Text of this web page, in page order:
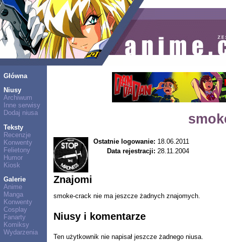
Główna
Niusy
Archiwum
Inne serwisy
Dodaj niusa
Teksty
Recenzje
Konwenty
Felietony
Humor
Kiosk
Galerie
Anime
Manga
Konwenty
Cosplay
Fanarty
Komiksy
Wydarzenia
Ostatnie logowanie: 18.06.2011
Data rejestracji: 28.11.2004
Znajomi
smoke-crack nie ma jeszcze żadnych znajomych.
Niusy i komentarze
Ten użytkownik nie napisał jeszcze żadnego niusa.